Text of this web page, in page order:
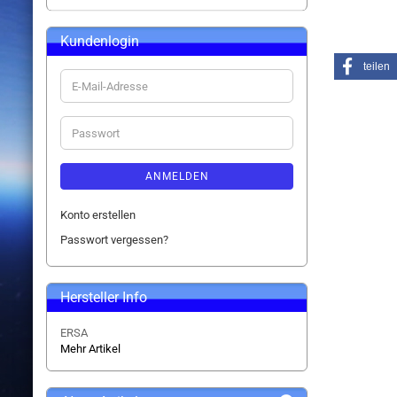
teilen
Kundenlogin
E-
Mail-
Adresse
Passwort
ANMELDEN
Konto erstellen
Passwort vergessen?
Hersteller Info
ERSA
Mehr Artikel